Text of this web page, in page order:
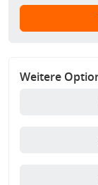
Weitere